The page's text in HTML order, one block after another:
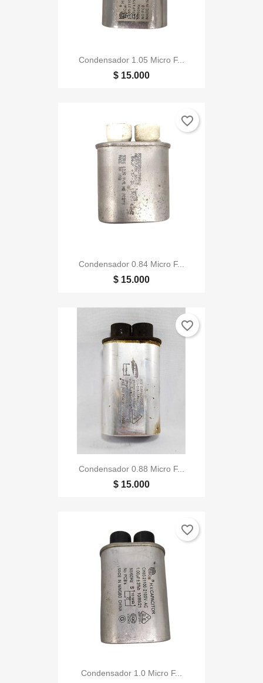
Condensador 1.05 Micro F...
$ 15.000
Condensador 0.84 Micro F...
$ 15.000
favorite_border
Condensador 0.88 Micro F...
$ 15.000
favorite_border
Condensador 1.0 Micro F...
favorite_border